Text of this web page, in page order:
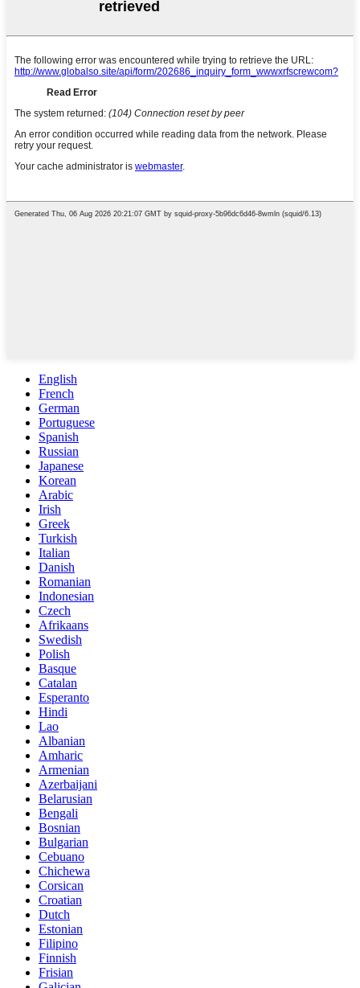
English
French
German
Portuguese
Spanish
Russian
Japanese
Korean
Arabic
Irish
Greek
Turkish
Italian
Danish
Romanian
Indonesian
Czech
Afrikaans
Swedish
Polish
Basque
Catalan
Esperanto
Hindi
Lao
Albanian
Amharic
Armenian
Azerbaijani
Belarusian
Bengali
Bosnian
Bulgarian
Cebuano
Chichewa
Corsican
Croatian
Dutch
Estonian
Filipino
Finnish
Frisian